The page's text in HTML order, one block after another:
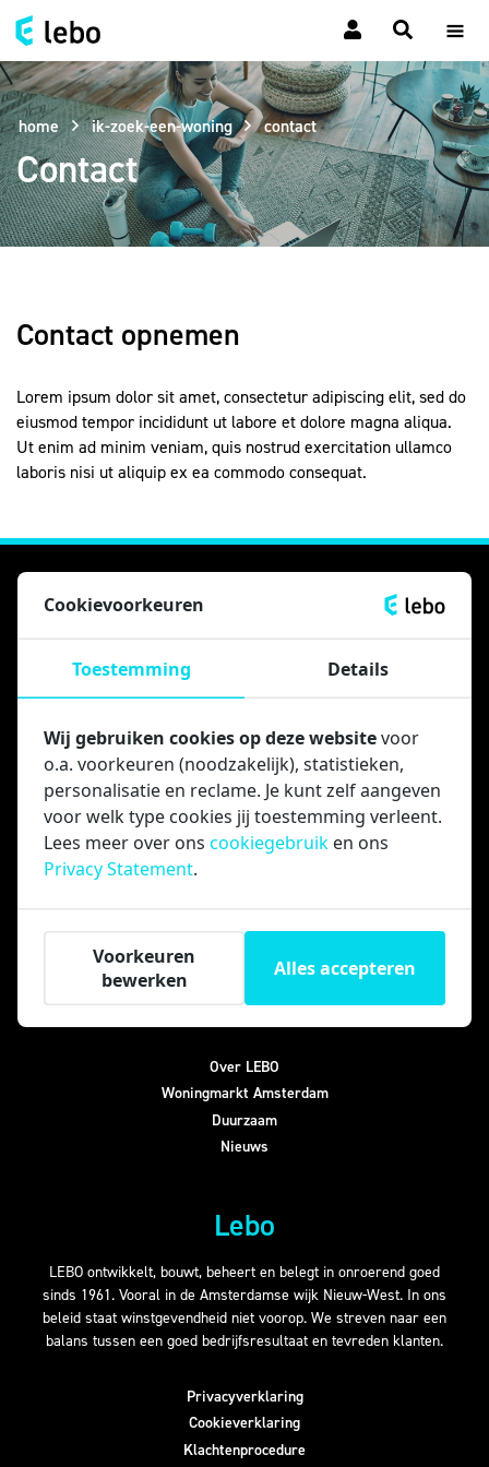
home ik-zoek-een-woning contact
Contact
Contact opnemen
Lorem ipsum dolor sit amet, consectetur adipiscing elit, sed do
eiusmod tempor incididunt ut labore et dolore magna aliqua.
Ut enim ad minim veniam, quis nostrud exercitation ullamco
laboris nisi ut aliquip ex ea commodo consequat.
Woning zoeken
Huren in 4 stappen
FAQ’s woningzoekenden
Huurders
Opslagbox huren
FAQ’s Huurders
Zakelijk
Over LEBO
Woningmarkt Amsterdam
Duurzaam
Nieuws
Lebo
LEBO ontwikkelt, bouwt, beheert en belegt in onroerend goed
sinds 1961. Vooral in de Amsterdamse wijk Nieuw-West. In ons
beleid staat winstgevendheid niet voorop. We streven naar een
balans tussen een goed bedrijfsresultaat en tevreden klanten.
Privacyverklaring
Cookieverklaring
Klachtenprocedure
Cookievoorkeuren
Toestemming Details
Wij gebruiken cookies op deze websitevoor
o.a. voorkeuren (noodzakelijk), statistieken,
personalisatie en reclame. Je kunt zelf aangeven
voor welk type cookies jij toestemming verleent.
Lees meer over ons cookiegebruik en ons
Privacy Statement.
Voorkeuren
bewerken
Alles accepteren